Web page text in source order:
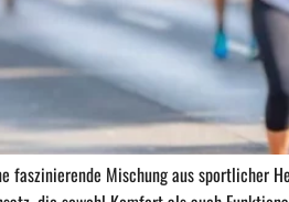
faszinierende Mischung aus sportlicher